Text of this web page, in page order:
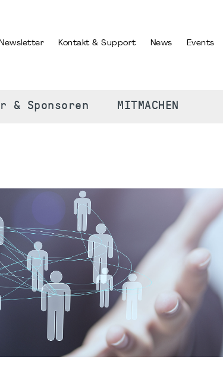
Kontakt & Support News Events
& Sponsoren MITMACHEN